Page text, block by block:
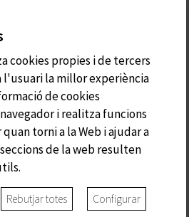
cookies propies i de tercers
la millor experiència
de cookies
i realitza funcions
torni a la Web i ajudar a
de la web resulten
Rebutjar totes Configurar